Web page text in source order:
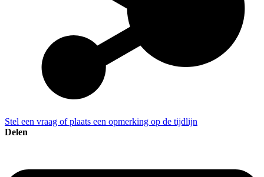
Stel een vraag of plaats een opmerking op de tijdlijn
Delen